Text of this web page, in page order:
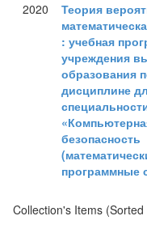
2020
Теория
: учебная
учреждения
образования
дисциплине
безопасность
программные
Collection's Items